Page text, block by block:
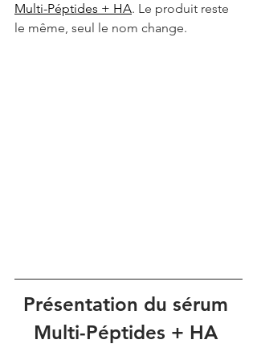
Multi-Péptides + HA. Le produit reste
le même, seul le nom change.
Présentation du sérum
Multi-Péptides + HA